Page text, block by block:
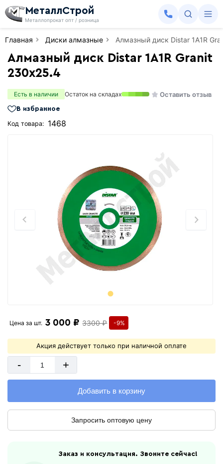
МеталлСтрой
Металлопрокат опт / розница
Главная Диски алмазные Алмазный диск Distar 1A1R
Алмазный диск Distar 1A1R Granit
230х25.4
Есть в наличии Остаток на складах Оставить отзыв
В избранное
Код товара: 1468
Цена за шт. 3 000 ₽ 3300 ₽ -9%
Акция действует только при наличной оплате
- +
Добавить в корзину
Запросить оптовую цену
Заказ и консультация. Звоните сейчас!